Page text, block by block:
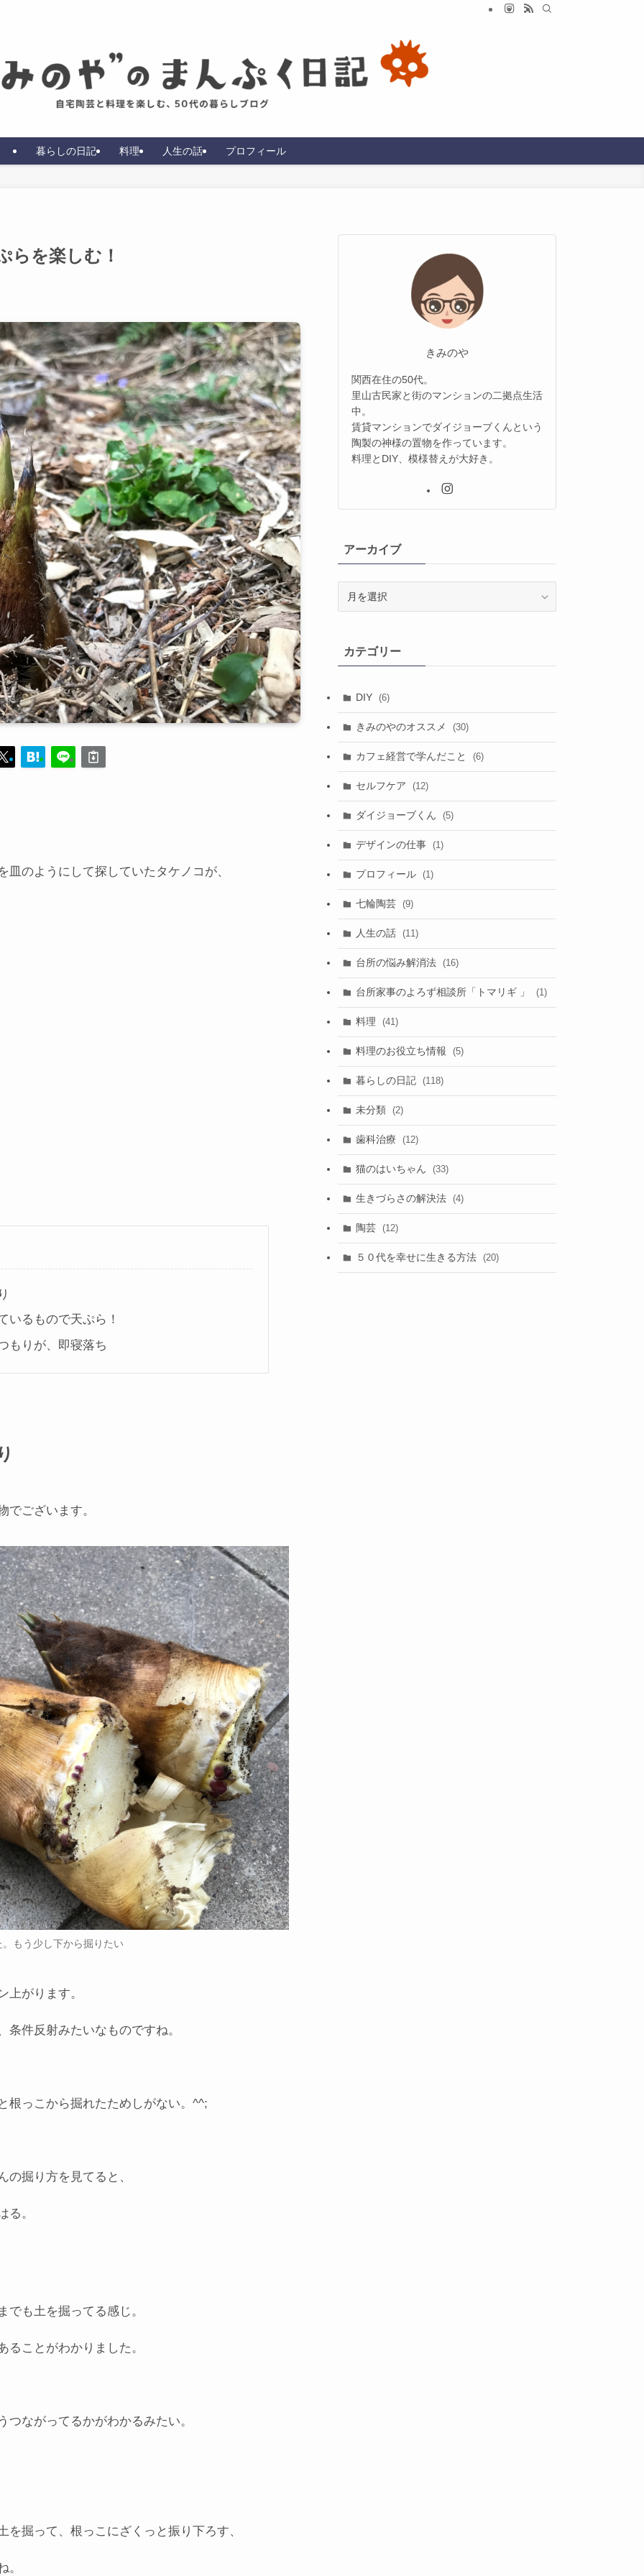
暮らしの日記 料理 人生の話 プロフィール
らを楽しむ！
のようにして探していたタケノコが、
いるもので天ぷら！
もりが、即寝落ち
でございます。
もう少し下から掘りたい
上がります。
件反射みたいなものですね。
根っこから掘れたためしがない。^^;
掘り方を見てると、
る。
も土を掘ってる感じ。
ことがわかりました。
ながってるかがわかるみたい。
掘って、根っこにざくっと振り下ろす、
。
きみのや
関西在住の50代。
里山古民家と街のマンションの二拠点生活
中。
賃貸マンションでダイジョーブくんという
陶製の神様の置物を作っています。
料理とDIY、模様替えが大好き。
アーカイブ
ブカテゴリー
DIY (6)
きみのやのオススメ (30)
カフェ経営で学んだこと (6)
セルフケア (12)
ダイジョーブくん (5)
デザインの仕事 (1)
プロフィール (1)
七輪陶芸 (9)
人生の話 (11)
台所の悩み解消法 (16)
台所家事のよろず相談所「トマリギ 」 (1)
料理 (41)
料理のお役立ち情報 (5)
暮らしの日記 (118)
未分類 (2)
歯科治療 (12)
猫のはいちゃん (33)
生きづらさの解決法 (4)
陶芸 (12)
５０代を幸せに生きる方法 (20)